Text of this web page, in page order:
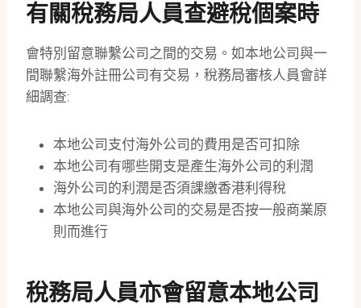
有關稅務局人員查避稅個案時
會特別留意聯繫公司之間的交易。如本地公司與一
間聯繫海外註冊公司有交易，稅務局審核人員會詳
細調查:
本地公司支付海外公司的費用是否可扣除
本地公司有哪些開支是產生海外公司的利潤
海外公司的利潤是否須課繳香港利得稅
本地公司與海外公司的交易是否按一般商業原
則而進行
稅務局人員亦會留意本地公司